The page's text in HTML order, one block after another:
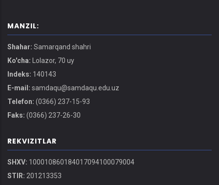
MANZIL:
Shahar: Samarqand shahri
Ko'cha: Lolazor, 70 uy
Indeks: 140143
E-mail: samdaqu@samdaqu.edu.uz
Telefon: (0366) 237-15-93
Faks: (0366) 237-26-30
REKVIZITLAR
SHXV: 100010860184017094100079004
STIR: 201213353